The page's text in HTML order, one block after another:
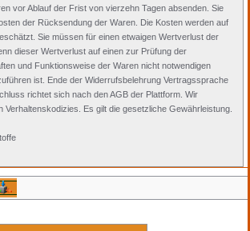
vor Ablauf der Frist von vierzehn Tagen absenden. Sie
der Rücksendung der Waren. Die Kosten werden auf
Sie müssen für einen etwaigen Wertverlust der
dieser Wertverlust auf einen zur Prüfung der
und Funktionsweise der Waren nicht notwendigen
ist. Ende der Widerrufsbelehrung Vertragssprache
richtet sich nach den AGB der Plattform. Wir
Verhaltenskodizies. Es gilt die gesetzliche Gewährleistung.